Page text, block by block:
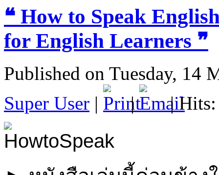
❝ How to Speak
for English Learners ❞
Published on Tuesday, 14
Super User | | | Hits: